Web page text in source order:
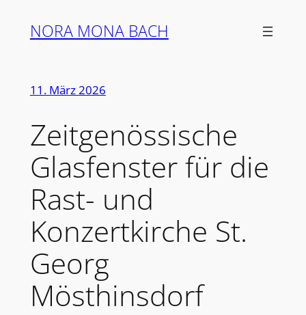
InhaltNORA MONA BACH
11. März 2026
Zeitgenössische
Glasfenster für die
Rast- und
Konzertkirche St.
Georg
Mösthinsdorf